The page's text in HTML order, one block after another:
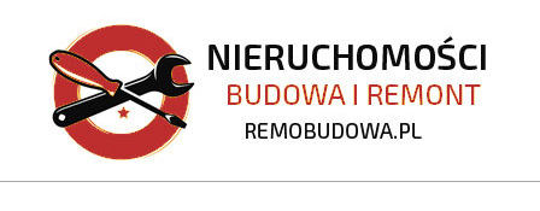
content
REMOBUDOWA.PL